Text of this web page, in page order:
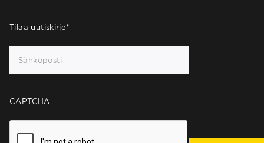
Tilaa uutiskirje*
CAPTCHA